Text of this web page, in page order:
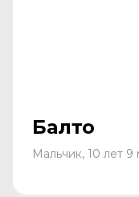
Балто
Мальчик, 10 лет